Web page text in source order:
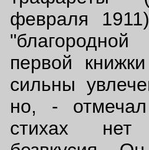
февраля
первой
сильны
но, -
стихах